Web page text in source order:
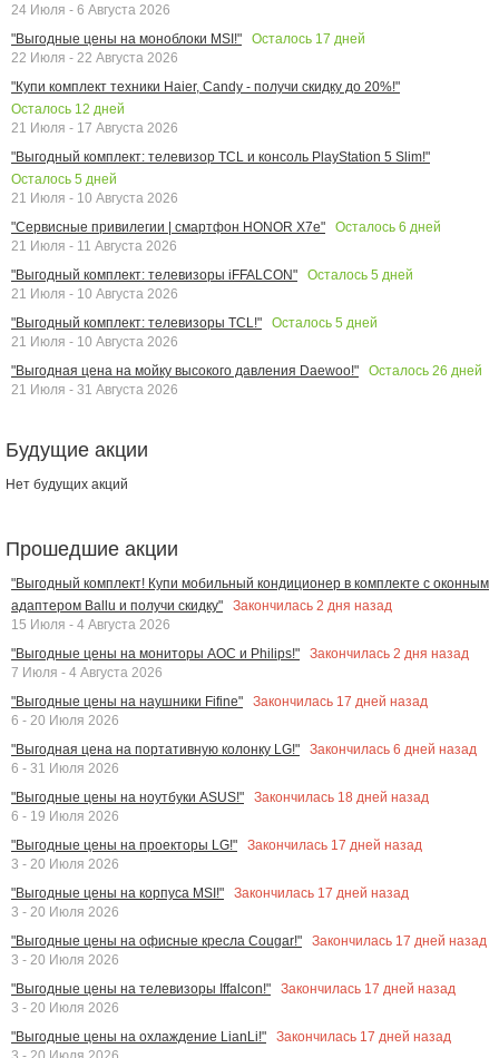
24 Июля - 6 Августа 2026
"Выгодные цены на моноблоки MSI!"
Осталось 17 дней
22 Июля - 22 Августа 2026
"Купи комплект техники Haier, Candy - получи скидку до 20%!"
Осталось 12 дней
21 Июля - 17 Августа 2026
"Выгодный комплект: телевизор TCL и консоль PlayStation 5 Slim!"
Осталось 5 дней
21 Июля - 10 Августа 2026
"Сервисные привилегии | смартфон HONOR X7e"
Осталось 6 дней
21 Июля - 11 Августа 2026
"Выгодный комплект: телевизоры iFFALCON"
Осталось 5 дней
21 Июля - 10 Августа 2026
"Выгодный комплект: телевизоры TCL!"
Осталось 5 дней
21 Июля - 10 Августа 2026
"Выгодная цена на мойку высокого давления Daewoo!"
Осталось 26 дней
21 Июля - 31 Августа 2026
Будущие акции
Нет будущих акций
Прошедшие акции
"Выгодный комплект! Купи мобильный кондиционер в комплекте с оконным
адаптером Ballu и получи скидку"
Закончилась 2 дня назад
15 Июля - 4 Августа 2026
"Выгодные цены на мониторы AOC и Philips!"
Закончилась 2 дня назад
7 Июля - 4 Августа 2026
"Выгодные цены на наушники Fifine"
Закончилась 17 дней назад
6 - 20 Июля 2026
"Выгодная цена на портативную колонку LG!"
Закончилась 6 дней назад
6 - 31 Июля 2026
"Выгодные цены на ноутбуки ASUS!"
Закончилась 18 дней назад
6 - 19 Июля 2026
"Выгодные цены на проекторы LG!"
Закончилась 17 дней назад
3 - 20 Июля 2026
"Выгодные цены на корпуса MSI!"
Закончилась 17 дней назад
3 - 20 Июля 2026
"Выгодные цены на офисные кресла Cougar!"
Закончилась 17 дней назад
3 - 20 Июля 2026
"Выгодные цены на телевизоры Iffalcon!"
Закончилась 17 дней назад
3 - 20 Июля 2026
"Выгодные цены на охлаждение LianLi!"
Закончилась 17 дней назад